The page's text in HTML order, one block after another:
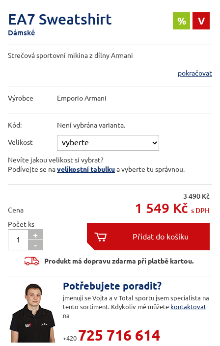
EA7 Sweatshirt % V
Dámské
Strečová sportovní mikina z dílny Armani
pokračovat
Výrobce Emporio Armani
Kód: Není vybrána varianta.
Velikost
Nevíte jakou velikost si vybrat?
Podívejte se navelikostní tabulkua vyberte tu správnou.
Cena
3 490 Kč
1 549 Kč s DPH
Počet ks
+
-


Produkt má dopravu zdarma při platbě kartou.
Potřebujete poradit?
jmenuji se Vojta a v Total sportu jsem specialista na
tento sortiment. Kdykoliv mě můžete kontaktovat
na
+420 725 716 614